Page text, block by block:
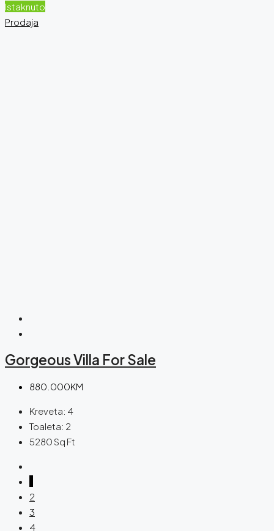
Istaknuto
Prodaja
Gorgeous Villa For Sale
880.000KM
Kreveta: 4
Toaleta: 2
5280Sq Ft
2
3
4